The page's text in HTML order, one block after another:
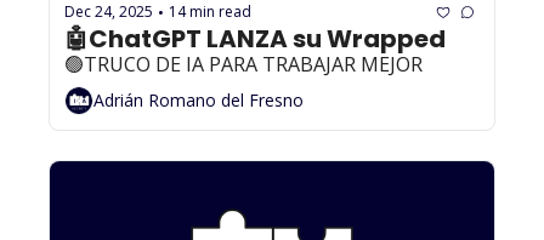
Dec 24, 2025 • 14 min read
🤖ChatGPT LANZA su Wrapped
🟢TRUCO DE IA PARA TRABAJAR MEJOR
Adrián Romano del Fresno